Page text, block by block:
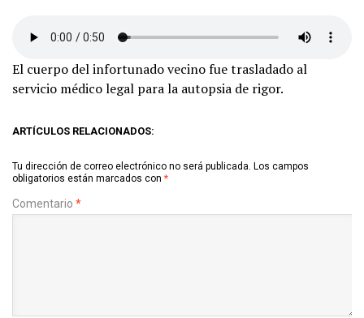
El cuerpo del infortunado vecino fue trasladado al
servicio médico legal para la autopsia de rigor.
ARTÍCULOS RELACIONADOS:
Tu dirección de correo electrónico no será publicada. Los campos
obligatorios están marcados con *
Comentario *